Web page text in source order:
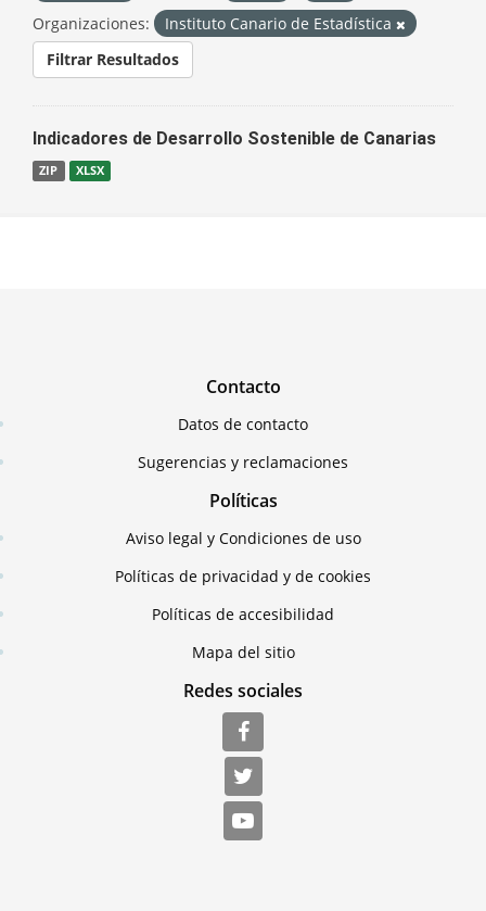
Organizaciones:
Instituto Canario de Estadística
Filtrar Resultados
Indicadores de Desarrollo Sostenible de Canarias
ZIP XLSX
Contacto
Datos de contacto
Sugerencias y reclamaciones
Políticas
Aviso legal y Condiciones de uso
Políticas de privacidad y de cookies
Políticas de accesibilidad
Mapa del sitio
Redes sociales